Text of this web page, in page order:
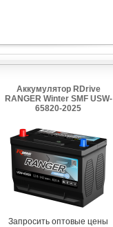
Аккумулятор RDrive
RANGER Winter SMF USW-
65820-2025
Запросить оптовые цены